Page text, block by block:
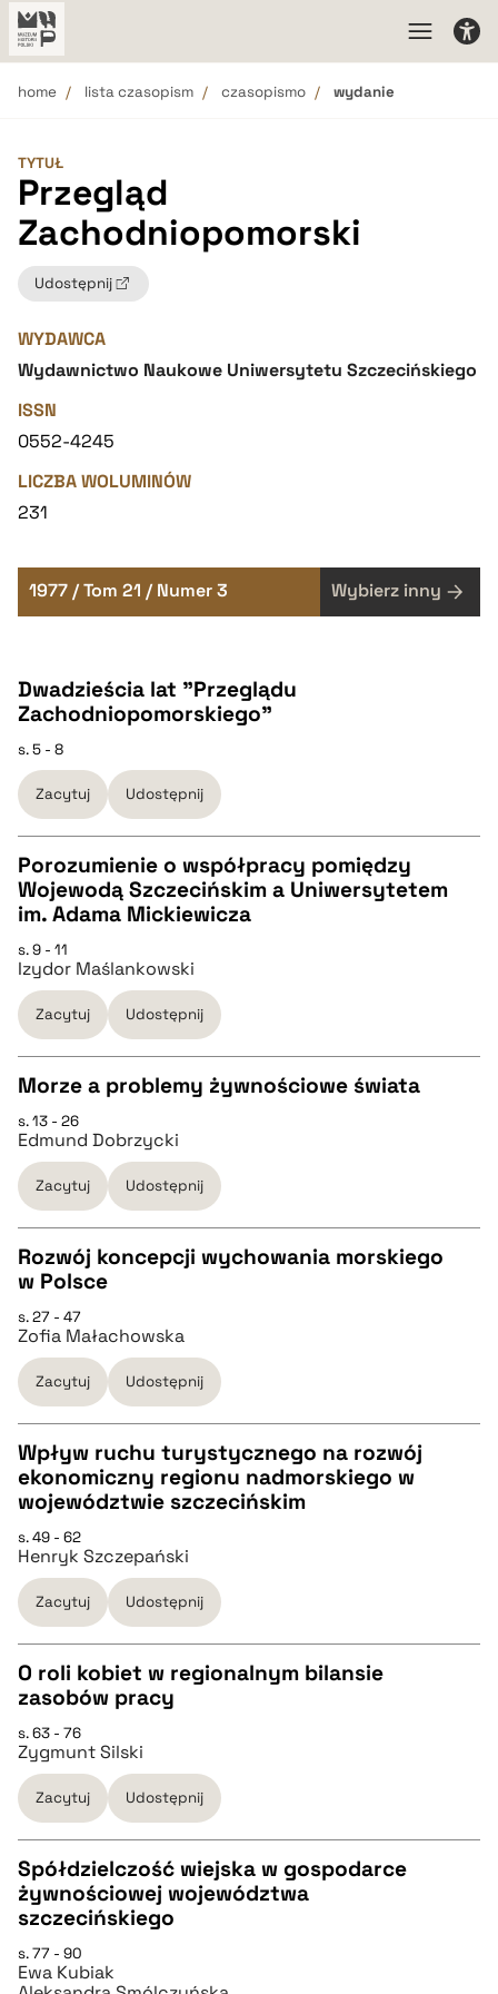
home lista czasopism czasopismo wydanie
TYTUŁ
Przegląd
Zachodniopomorski
Udostępnij
WYDAWCA
Wydawnictwo Naukowe Uniwersytetu Szczecińskiego
ISSN
0552-4245
LICZBA WOLUMINÓW
231
1977 / Tom 21 / Numer 3 Wybierz inny
Dwadzieścia lat "Przeglądu
Zachodniopomorskiego"
s. 5 - 8
Zacytuj Udostępnij
CZYSTY TEKST
pobierz cytat
BIBTEX
pobierz cytat
Porozumienie o współpracy pomiędzy
Wojewodą Szczecińskim a Uniwersytetem
im. Adama Mickiewicza
s. 9 - 11
Izydor Maślankowski
Zacytuj Udostępnij
CZYSTY TEKST
pobierz cytat
BIBTEX
pobierz cytat
Morze a problemy żywnościowe świata
s. 13 - 26
Edmund Dobrzycki
Zacytuj Udostępnij
pobierz cytat
BIBTEX
pobierz cytat
Rozwój koncepcji wychowania morskiego
w Polsce
s. 27 - 47
Zofia Małachowska
Zacytuj Udostępnij
CZYSTY TEKST
pobierz cytat
BIBTEX
pobierz cytat
Wpływ ruchu turystycznego na rozwój
ekonomiczny regionu nadmorskiego w
województwie szczecińskim
s. 49 - 62
Henryk Szczepański
Zacytuj Udostępnij
CZYSTY TEKST
pobierz cytat
BIBTEX
pobierz cytat
O roli kobiet w regionalnym bilansie
zasobów pracy
s. 63 - 76
Zygmunt Silski
Zacytuj Udostępnij
CZYSTY TEKST
pobierz cytat
Spółdzielczość wiejska w gospodarce
żywnościowej województwa
szczecińskiego
s. 77 - 90
Ewa Kubiak